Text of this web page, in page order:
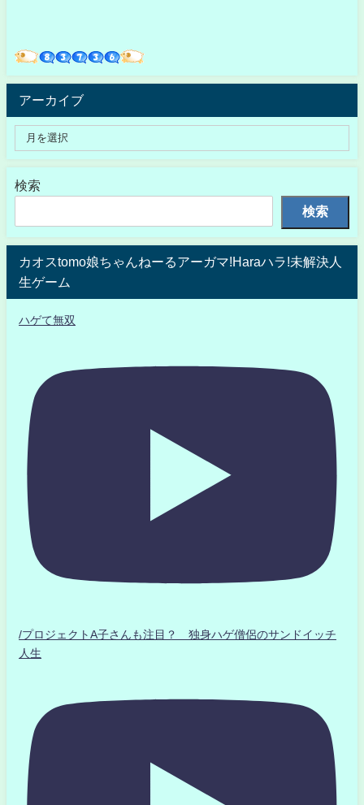
アーカイブ
検索
検索
カオスtomo娘ちゃんねーるアーガマ!Haraハラ!未解決人
生ゲーム
ハゲて無双
/プロジェクトA子さんも注目？ 独身ハゲ僧侶のサンドイッチ
人生